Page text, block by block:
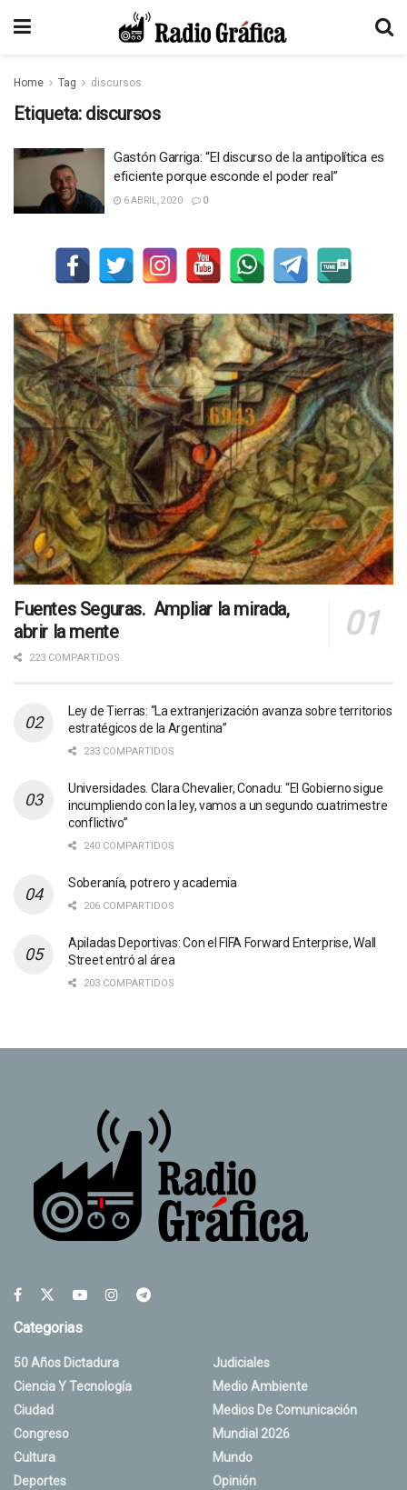
Home Tag discursos
Etiqueta: discursos
Gastón Garriga: “El discurso de la antipolítica es
eficiente porque esconde el poder real”
6 ABRIL, 2020 0
Fuentes Seguras. Ampliar la mirada,
abrir la mente
223 COMPARTIDOS
Ley de Tierras: “La extranjerización avanza sobre territorios
estratégicos de la Argentina”
233 COMPARTIDOS
Universidades. Clara Chevalier, Conadu: “El Gobierno sigue
incumpliendo con la ley, vamos a un segundo cuatrimestre
conflictivo”
240 COMPARTIDOS
Soberanía, potrero y academia
206 COMPARTIDOS
Apiladas Deportivas: Con el FIFA Forward Enterprise, Wall
Street entró al área
203 COMPARTIDOS
Categorias
50 Años Dictadura
Ciencia Y Tecnología
Ciudad
Congreso
Cultura
Deportes
Judiciales
Medio Ambiente
Medios De Comunicación
Mundial 2026
Mundo
Opinión